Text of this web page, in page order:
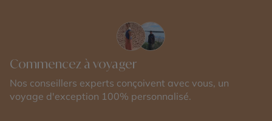
Commencez à voyager
Nos conseillers experts conçoivent avec vous, un
voyage d'exception 100% personnalisé.